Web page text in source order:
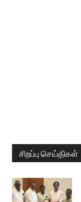
சிறப்பு செய்திகள்